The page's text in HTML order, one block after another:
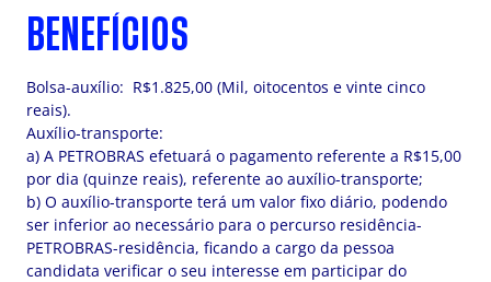
BENEFÍCIOS
Bolsa-auxílio: R$1.825,00 (Mil, oitocentos e vinte cinco
reais).
Auxílio-transporte:
a) A PETROBRAS efetuará o pagamento referente a R$15,00
por dia (quinze reais), referente ao auxílio-transporte;
b) O auxílio-transporte terá um valor fixo diário, podendo
ser inferior ao necessário para o percurso residência-
PETROBRAS-residência, ficando a cargo da pessoa
candidata verificar o seu interesse em participar do